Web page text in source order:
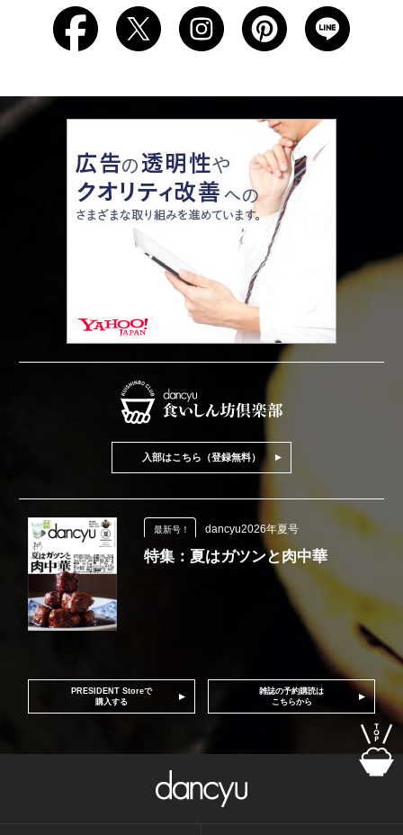
入部はこちら（登録無料）
最新号！ dancyu2026年夏号
特集：夏はガツンと肉中華
PRESIDENT Storeで
購入する
雑誌の予約購読は
こちらから